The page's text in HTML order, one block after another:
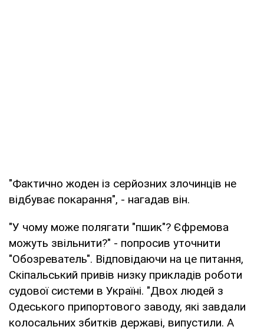
"Фактично жоден із серйозних злочинців не
відбуває покарання", - нагадав він.
"У чому може полягати "пшик"? Єфремова
можуть звільнити?" - попросив уточнити
"Обозреватель". Відповідаючи на це питання,
Скіпальський привів низку прикладів роботи
судової системи в Україні. "Двох людей з
Одеського припортового заводу, які завдали
колосальних збитків державі, випустили. А